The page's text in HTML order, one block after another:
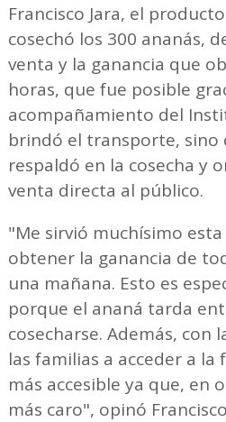
Francisco Jara, el
cosechó los 300 ananás,
venta y la ganancia que
horas, que fue posible
acompañamiento del
brindó el transporte, sino
respaldó en la cosecha y
venta directa al público.
"Me sirvió muchísimo
obtener la ganancia de
una mañana. Esto es
porque el ananá tarda
cosecharse. Además, con
las familias a acceder a
más accesible ya que, en
más caro", opinó